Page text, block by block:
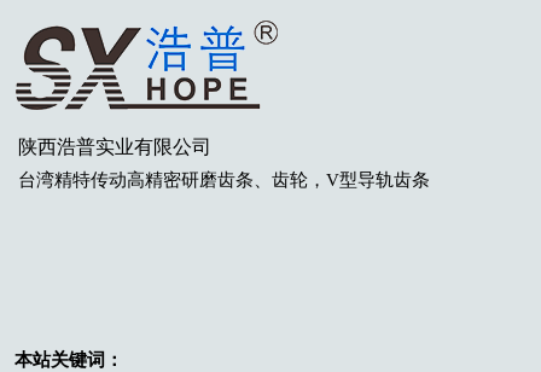
陕西浩普实业有限公司
台湾精特传动高精密研磨齿条 、齿轮 ，V型导轨齿条
本站关键词：